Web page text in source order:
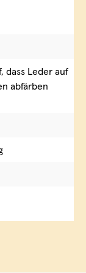
dass Leder auf
abfärben